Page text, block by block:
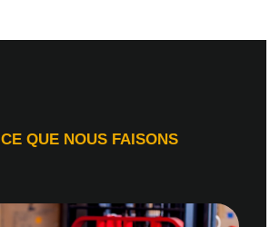
CE QUE NOUS FAISONS